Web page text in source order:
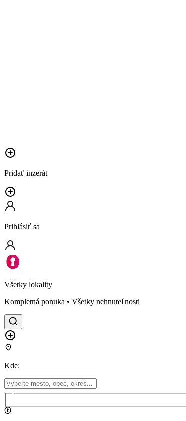
Pridať inzerát
Prihlásiť sa
Všetky lokality
Kompletná ponuka • Všetky nehnuteľnosti
Kde: